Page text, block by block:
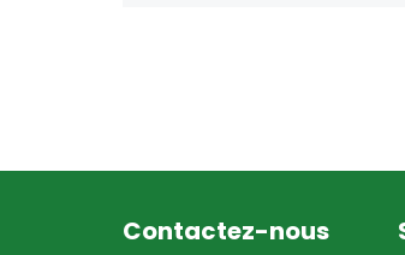
Contactez-nous